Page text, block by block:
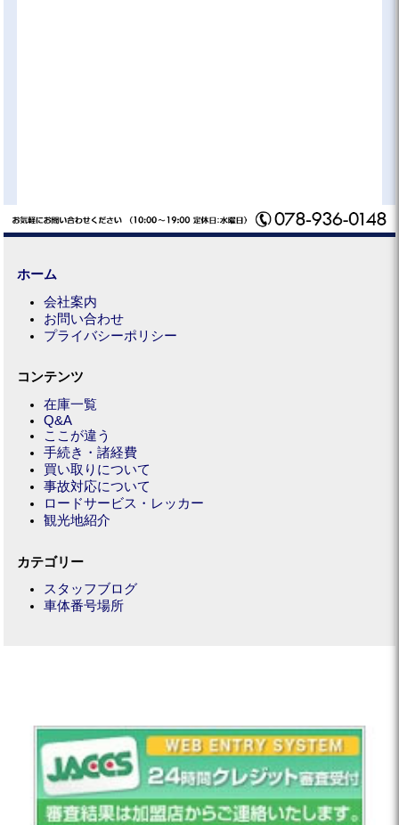
ホーム
会社案内
お問い合わせ
プライバシーポリシー
コンテンツ
在庫一覧
Q&A
ここが違う
手続き・諸経費
買い取りについて
事故対応について
ロードサービス・レッカー
観光地紹介
カテゴリー
スタッフブログ
車体番号場所